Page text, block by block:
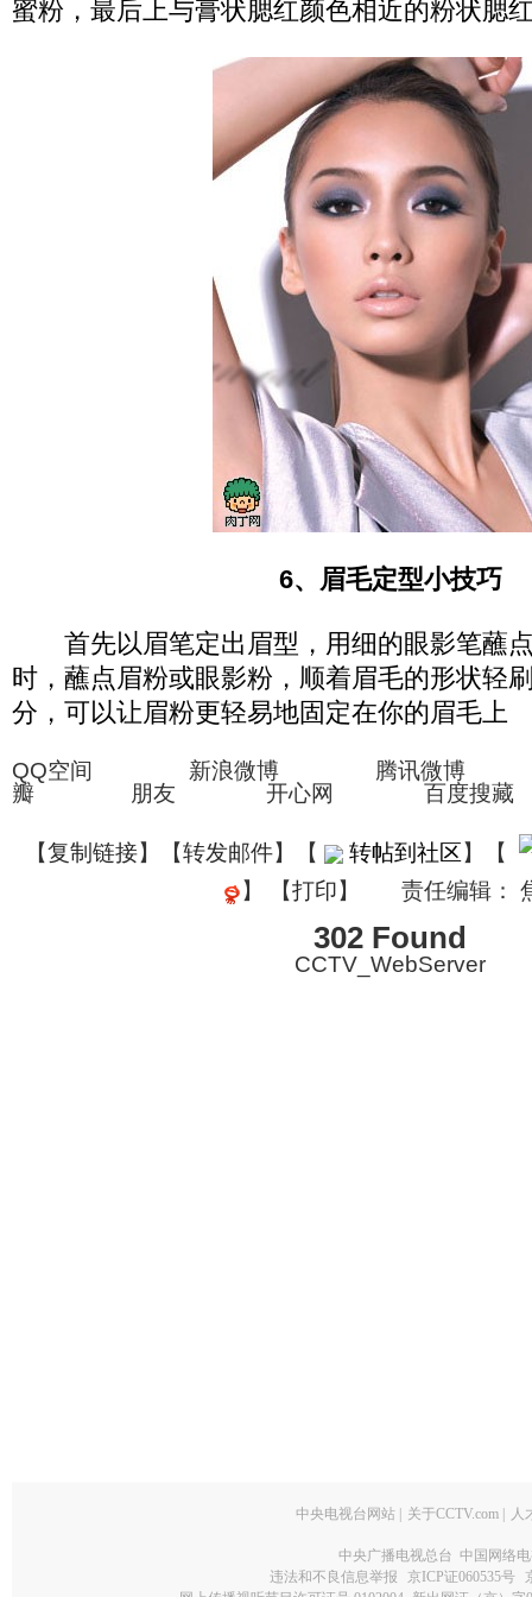
蜜粉，最后上与膏状腮红颜色相近的粉状腮
6、眉毛定型小技巧
首先以眉笔定出眉型，用细的眼影笔蘸
时，蘸点眉粉或眼影粉，顺着眉毛的形状轻
分，可以让眉粉更轻易地固定在你的眉毛上
QQ空间 新浪微博 腾讯微
瓣 朋友 开心网 百度搜
【复制链接】【转发邮件】 【 转帖到社区】【
】
【打印】 责任编辑：
302 Found
CCTV_WebServer
中央电视台网站 | 关于CCTV.com | 人
中央广播电视总台 中国网络
违法和不良信息举报
京ICP证060535号